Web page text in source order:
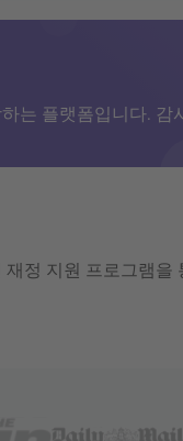
는 플랫폼입니다. 감
정 지원 프로그램을